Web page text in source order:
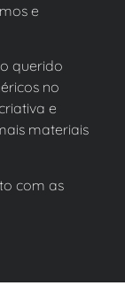
e
querido
no
e
materiais
com as